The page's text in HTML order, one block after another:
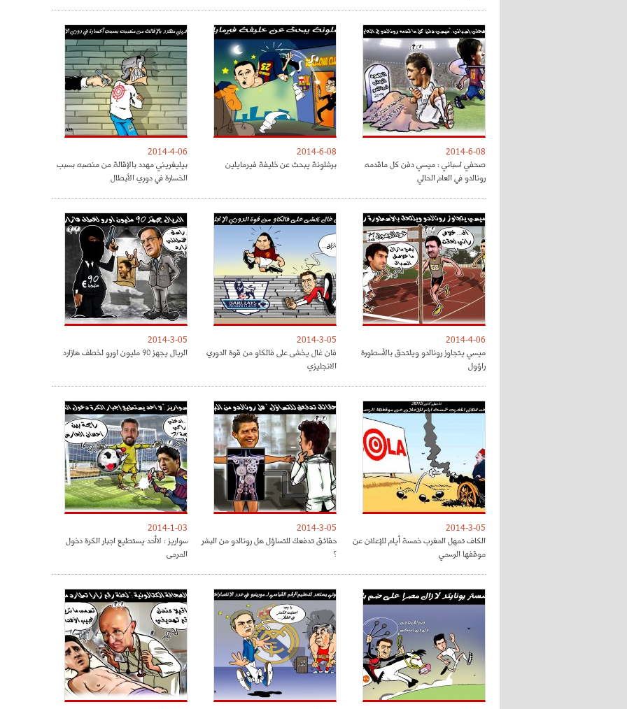
2014-6-08
صحفي اسباني : ميسي دفن كل ماقدمه
رونالدو في العام الحالي
2014-6-08
برشلونة يبحث عن خليفة فيرمايلين
2014-4-06
بيليغريني مهدد بالإقالة من منصبه بسبب
الخسارة في دوري الأبطال
2014-4-06
ميسي يتجاوز رونالدو ويلتحق بالأسطورة
راؤول
2014-3-05
فان غال يخشى على فالكاو من قوة الدوري
الانجليزي
2014-3-05
الريال يجهز 90 مليون اورو لخطف هازارد
2014-3-05
الكاف تمهل المغرب خمسة أيام للإعلان عن
موقفها الرسمي
2014-3-05
حقائق تدفعك للتساؤل هل رونالدو من البشر
؟
2014-1-03
سواريز : لاأحد يستطيع اجبار الكرة دخول
المرمى